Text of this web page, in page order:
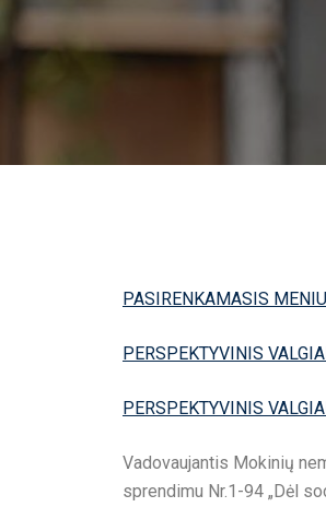
PASIRENKAMASIS MENIU
PERSPEKTYVINIS
PERSPEKTYVINIS
Vadovaujantis Mokinių
sprendimu Nr.1-94 „Dėl